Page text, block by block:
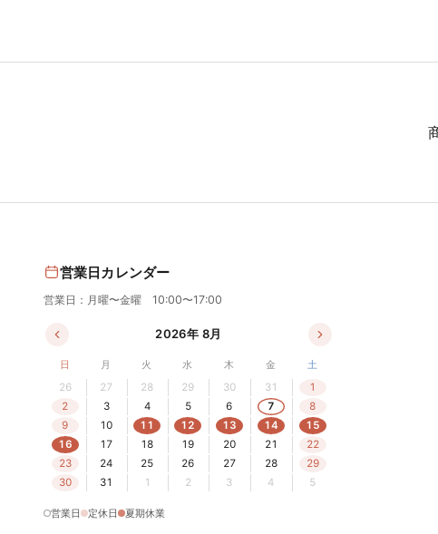
営業日カレンダー
営業日：月曜〜金曜 10:00〜17:00
2026年 8月
日 月 火 水 木 金
土
26
27 28 29 30 31
1
2
3 4 5 6 7
8
9
10 11 12 13 14
15
16
17 18 19 20 21
22
23
24 25 26 27 28
29
30
31 1 2 3 4 5
営業日 定休日 夏期休業